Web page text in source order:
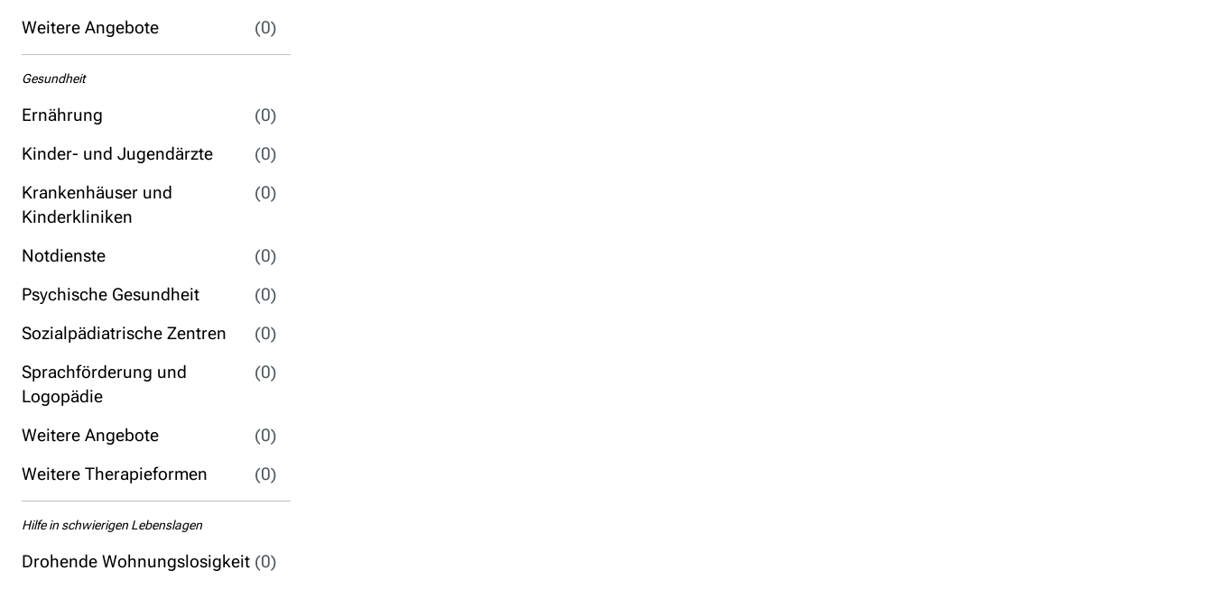
Weitere Angebote
(0)
Gesundheit
Ernährung
(0)
Kinder- und Jugendärzte
(0)
Krankenhäuser und
Kinderkliniken
(0)
Notdienste
(0)
Psychische Gesundheit
(0)
Sozialpädiatrische Zentren
(0)
Sprachförderung und
Logopädie
(0)
Weitere Angebote
(0)
Weitere Therapieformen
(0)
Hilfe in schwierigen Lebenslagen
Drohende Wohnungslosigkeit (0)